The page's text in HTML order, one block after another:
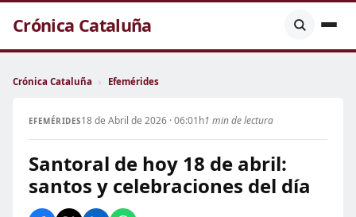
Crónica Cataluña
Crónica Cataluña › Efemérides
EFEMÉRIDES18 de Abril de 2026 · 06:01h1 min de lectura
Santoral de hoy 18 de abril:
santos y celebraciones del día